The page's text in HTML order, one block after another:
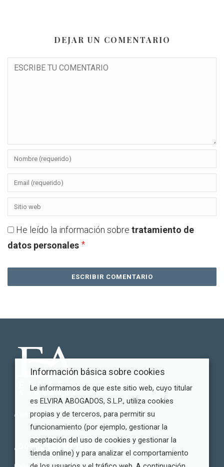
DEJAR UN COMENTARIO
He leído la información sobre tratamiento de
datos personales*
Aviso legal|Política de Privacidad |Cookies
¿DÓNDE ESTAMOS?
Información básica sobre cookies
Le informamos de que este sitio web, cuyo titular
es ELVIRA ABOGADOS, S.L.P., utiliza cookies
propias y de terceros, para permitir su
funcionamiento (por ejemplo, gestionar la
aceptación del uso de cookies y gestionar la
tienda online) y para analizar el comportamiento